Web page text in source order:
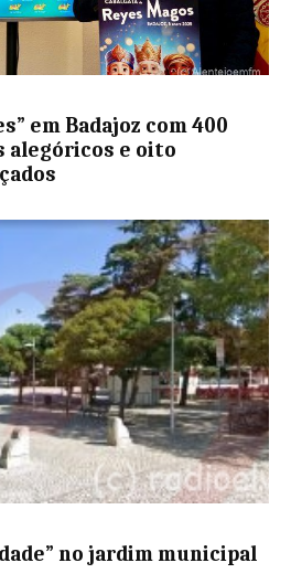
em Badajoz com 400
alegóricos e oito
no jardim municipal